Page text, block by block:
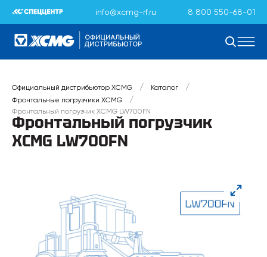
info@xcmg-rf.ru 8 800 550-68-01
Официальный дистрибьютор XCMG / Каталог /
Фронтальные погрузчики XCMG /
Фронтальный погрузчик XCMG LW700FN
Фронтальный погрузчик
XCMG LW700FN